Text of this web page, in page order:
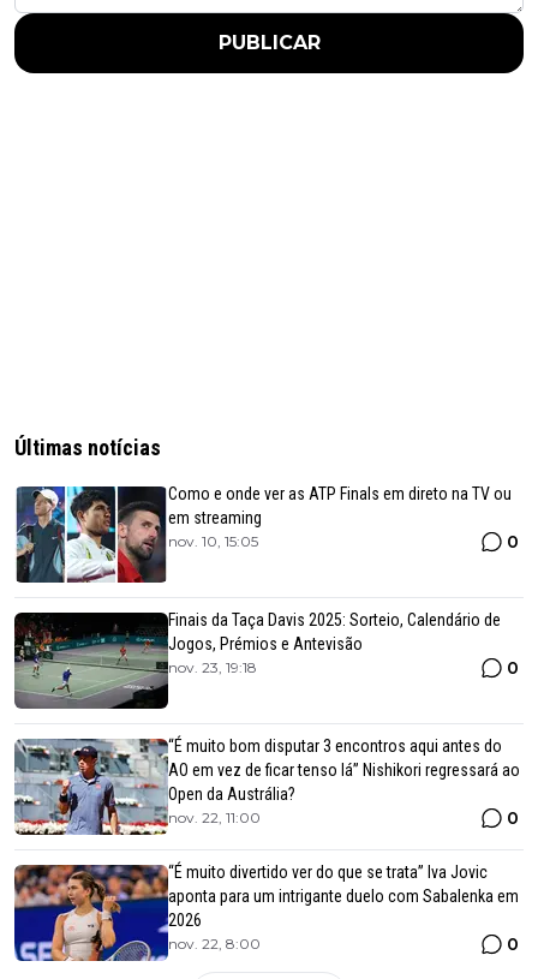
PUBLICAR
Últimas notícias
Como e onde ver as ATP Finals em direto na TV ou
em streaming
nov. 10, 15:05 0
Finais da Taça Davis 2025: Sorteio, Calendário de
Jogos, Prémios e Antevisão
nov. 23, 19:18 0
“É muito bom disputar 3 encontros aqui antes do
AO em vez de ficar tenso lá” Nishikori regressará ao
Open da Austrália?
nov. 22, 11:00 0
“É muito divertido ver do que se trata” Iva Jovic
aponta para um intrigante duelo com Sabalenka em
2026
nov. 22, 8:00 0